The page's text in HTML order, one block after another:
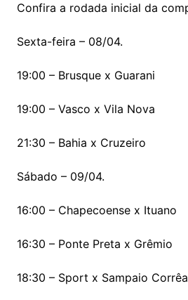
Confira a rodada inicial da
Sexta-feira – 08/04.
19:00 – Brusque x Guarani
19:00 – Vasco x Vila Nova
21:30 – Bahia x Cruzeiro
Sábado – 09/04.
16:00 – Chapecoense x Ituano
16:30 – Ponte Preta x Grêmio
18:30 – Sport x Sampaio Corrêa